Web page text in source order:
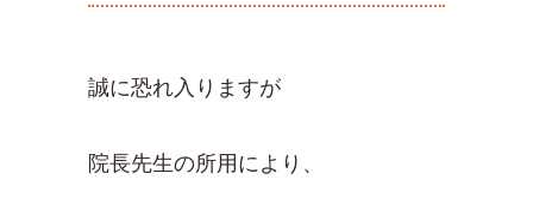
誠に恐れ入りますが
院長先生の所用により、